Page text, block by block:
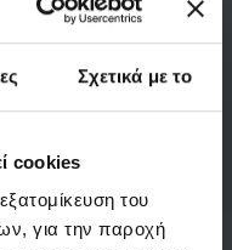
Σχετικά με το
cookies
του
για την παροχή